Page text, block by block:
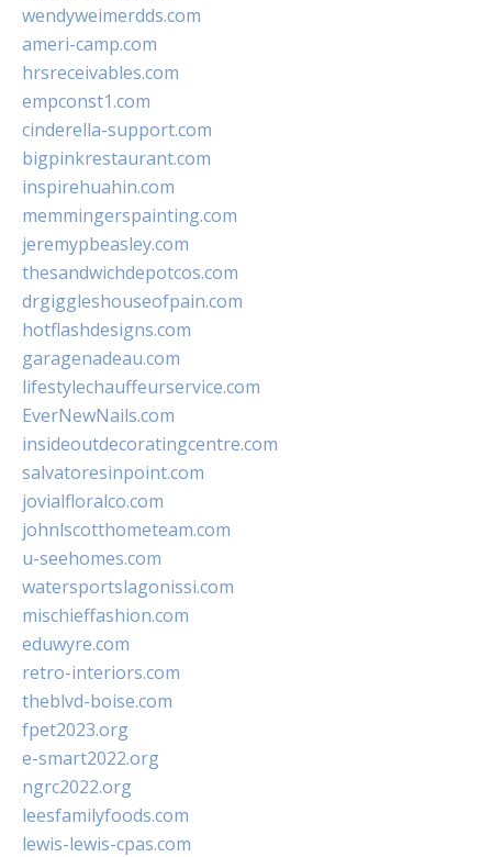
wendyweimerdds.com
ameri-camp.com
hrsreceivables.com
empconst1.com
cinderella-support.com
bigpinkrestaurant.com
inspirehuahin.com
memmingerspainting.com
jeremypbeasley.com
thesandwichdepotcos.com
drgiggleshouseofpain.com
hotflashdesigns.com
garagenadeau.com
lifestylechauffeurservice.com
EverNewNails.com
insideoutdecoratingcentre.com
salvatoresinpoint.com
jovialfloralco.com
johnlscotthometeam.com
u-seehomes.com
watersportslagonissi.com
mischieffashion.com
eduwyre.com
retro-interiors.com
theblvd-boise.com
fpet2023.org
e-smart2022.org
ngrc2022.org
leesfamilyfoods.com
lewis-lewis-cpas.com